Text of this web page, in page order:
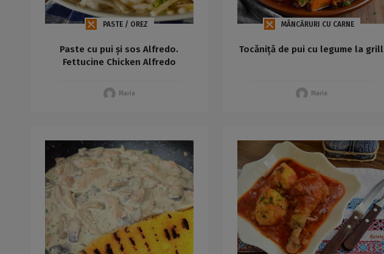
PASTE / OREZ
Paste cu pui și sos Alfredo.
Fettucine Chicken Alfredo
Maria
MÂNCĂRURI CU CARNE
Tocăniță de pui cu legume la grill
Maria